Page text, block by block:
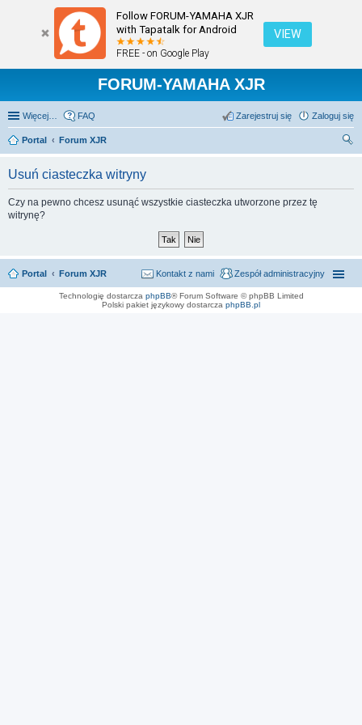
Follow FORUM-YAMAHA XJR
with Tapatalk for Android
FREE - on Google Play
VIEW
FORUM-YAMAHA XJR
Więcej… FAQ Zaloguj się
Zarejestruj się
Portal
Forum XJR
Usuń ciasteczka witryny
Czy na pewno chcesz usunąć wszystkie ciasteczka utworzone przez tę
witrynę?
Portal Forum XJR Zespół administracyjny
Kontakt z nami
Technologię dostarcza phpBB® Forum Software © phpBB Limited
Polski pakiet językowy dostarcza phpBB.pl